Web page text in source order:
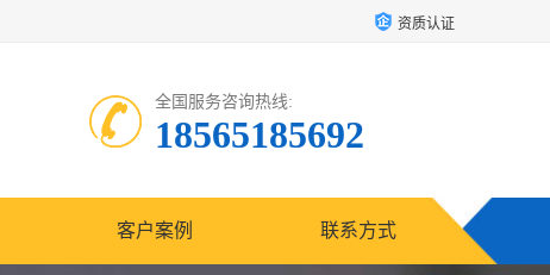
资质认证
全国服务咨询热线:
18565185692
客户案例 联系方式